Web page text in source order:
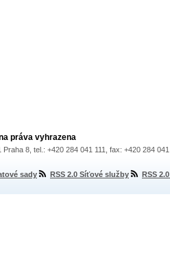
práva vyhrazena
8, tel.: +420 284 041 111, fax: +420 284
sady RSS 2.0 Síťové služby RSS